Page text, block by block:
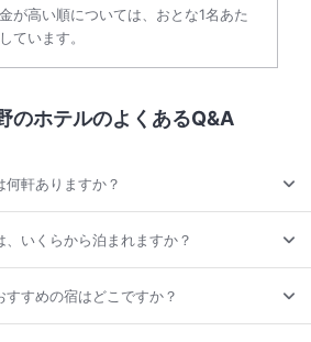
が高い順については、おとな1名あた
ています。
のホテルのよくあるQ&A
軒ありますか？
いくらから泊まれますか？
すめの宿はどこですか？